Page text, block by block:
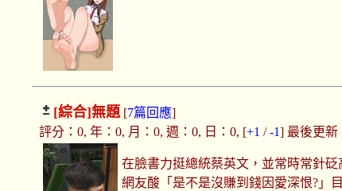
[綜合]無題 [7篇回應]
評分：0, 年：0, 月：0, 週：0, 日：0, [+1 /-1] 最後更新
在臉書力挺總統蔡英文，並常時常針
網友酸「是不是沒賺到錢因愛深恨?」